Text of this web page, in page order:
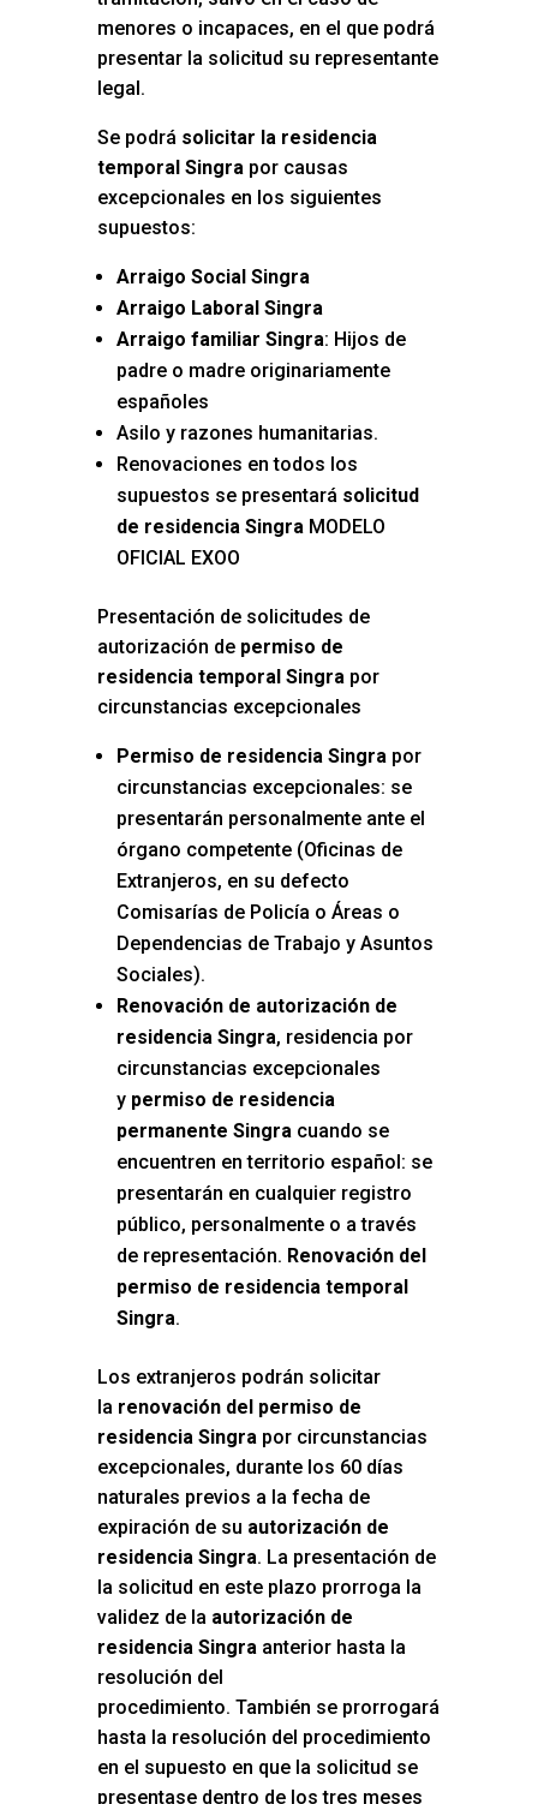
menores o incapaces, en el que podrá
presentar la solicitud su representante
legal.
Se podrá solicitar la residencia
temporal Singrapor causas
excepcionales en los siguientes
supuestos:
Arraigo Social Singra
Arraigo Laboral Singra
Arraigo familiar Singra: Hijos de
padre o madre originariamente
españoles
Asilo y razones humanitarias.
Renovaciones en todos los
supuestos se presentará solicitud
de residencia SingraMODELO
OFICIAL EXOO
Presentación de solicitudes de
autorización depermiso de
residencia temporal Singra por
circunstancias excepcionales
Permiso de residencia Singrapor
circunstancias excepcionales: se
presentarán personalmente ante el
órgano competente (Oficinas de
Extranjeros, en su defecto
Comisarías de Policía o Áreas o
Dependencias de Trabajo y Asuntos
Sociales).
Renovación de autorización de
residencia Singra, residencia por
circunstancias excepcionales
y permiso de residencia
permanente Singracuando se
encuentren en territorio español: se
presentarán en cualquier registro
público, personalmente o a través
de representación. Renovación del
permiso de residencia temporal
Singra.
Los extranjeros podrán solicitar
la renovación del permiso de
residencia Singrapor circunstancias
excepcionales, durante los 60 días
naturales previos a la fecha de
expiración de su autorización de
residencia Singra. La presentación de
la solicitud en este plazo prorroga la
validez de la autorización de
residencia Singraanterior hasta la
resolución del
procedimiento. También se prorrogará
hasta la resolución del procedimiento
en el supuesto en que la solicitud se
presentase dentro de los tres meses